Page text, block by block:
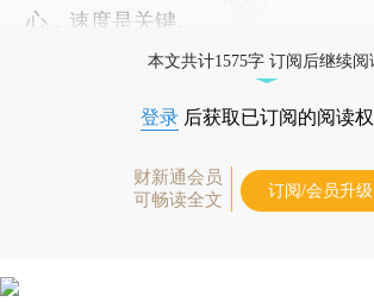
心，速度是关键。
本文共计1575字 订阅后继续阅
登录 后获取已订阅的阅读
财新通会员
可畅读全文
订阅/会员升级